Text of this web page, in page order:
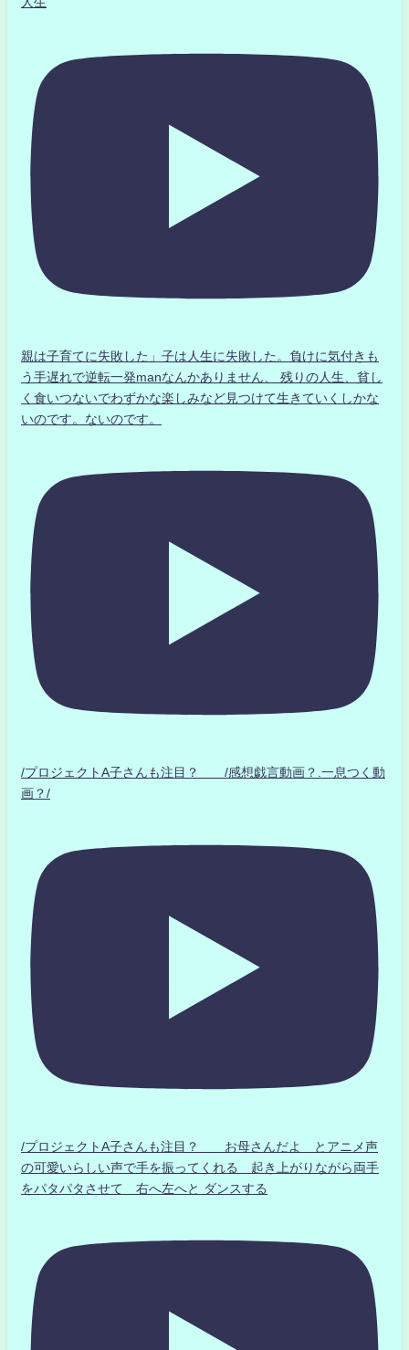
親は子育てに失敗した」子は人生に失敗した。負けに気付きも
う手遅れで逆転一発manなんかありません、 残りの人生、貧し
く食いつないでわずかな楽しみなど見つけて生きていくしかな
いのです。ないのです。
/プロジェクトA子さんも注目？ /感想戯言動画？.一息つく動
画？/
/プロジェクトA子さんも注目？ お母さんだよ とアニメ声
の可愛いらしい声で手を振ってくれる 起き上がりながら両手
をパタパタさせて 右へ左へと ダンスする